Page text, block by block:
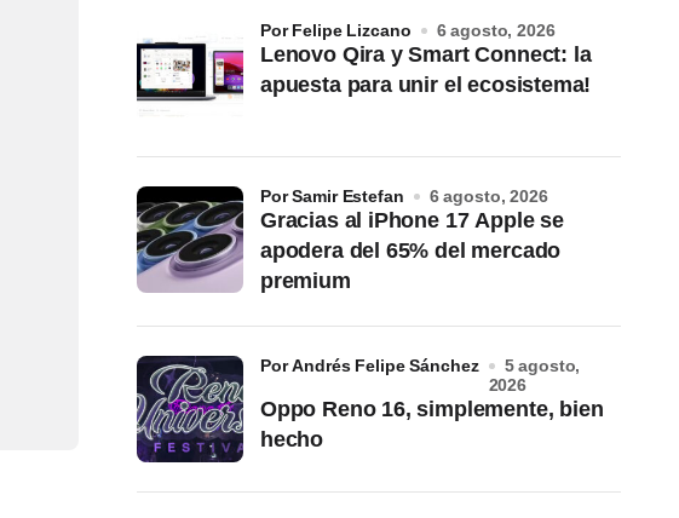
Lenovo Qira y Smart Connect: la
apuesta para unir el ecosistema!
por Felipe Lizcano 6 agosto, 2026
Gracias al iPhone 17 Apple se
apodera del 65% del mercado
premium
por Samir Estefan 6 agosto, 2026
Oppo Reno 16, simplemente, bien
hecho
por Andrés Felipe Sánchez
5 agosto,
2026